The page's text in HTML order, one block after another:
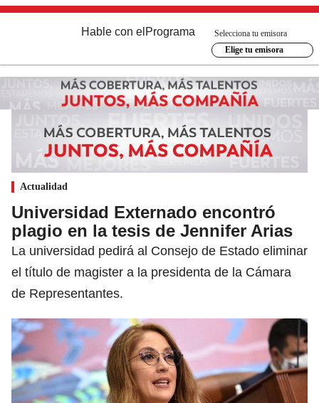
Hable con el Programa
Selecciona tu emisora
Elige tu emisora
Actualidad
Universidad Externado encontró
plagio en la tesis de Jennifer Arias
La universidad pedirá al Consejo de Estado eliminar
el título de magister a la presidenta de la Cámara
de Representantes.